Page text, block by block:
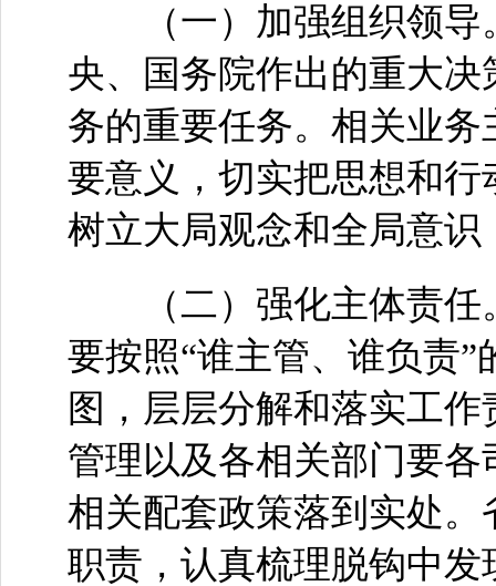
（一）加强组织领导
央、国务院作出的重大
务的重要任务。相关业
要意义，切实把思想和
树立大局观念和全局意
（二）强化主体责任
要按照“谁主管、谁负责
图，层层分解和落实工
管理以及各相关部门要
相关配套政策落到实处
职责，认真梳理脱钩中